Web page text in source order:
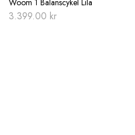
Woom 1 Balanscykel Lila
3.399.00 kr